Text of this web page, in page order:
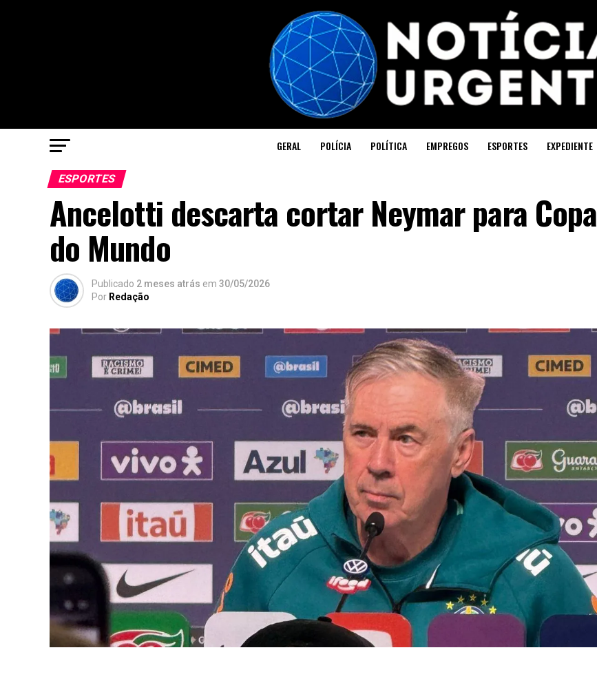
GERAL POLÍCIA POLÍTICA EMPREGOS ESPORTES EXPEDIENTE
ESPORTES
Ancelotti descarta cortar Neymar para Copa
do Mundo
Publicado 2 meses atrás em 30/05/2026
Por Redação